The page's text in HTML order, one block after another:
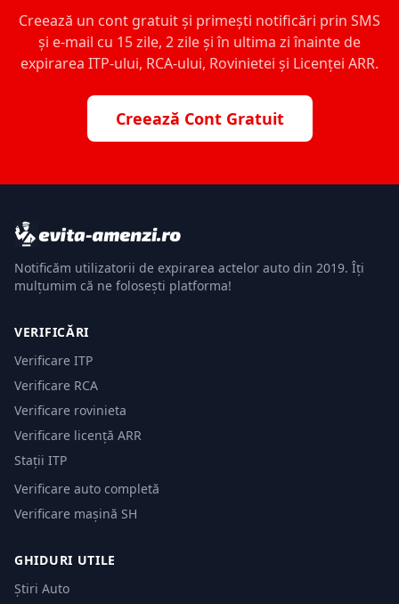
Creează un cont gratuit și primești notificări prin SMS
și e-mail cu 15 zile, 2 zile și în ultima zi înainte de
expirarea ITP-ului, RCA-ului, Rovinietei și Licenței ARR.
Creează Cont Gratuit
Notificăm utilizatorii de expirarea actelor auto din 2019. Îți
mulțumim că ne folosești platforma!
VERIFICĂRI
Verificare ITP
Verificare RCA
Verificare rovinieta
Verificare licență ARR
Stații ITP
Verificare auto completă
Verificare mașină SH
GHIDURI UTILE
Știri Auto